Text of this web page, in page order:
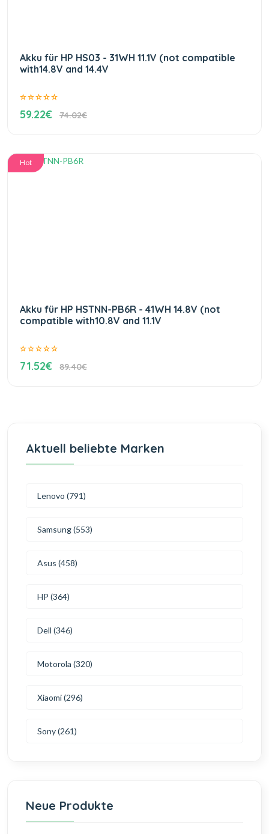
Akku für HP HS03 - 31WH 11.1V (not compatible
with14.8V and 14.4V
59.22€ 74.02€
Hot
Akku für HP HSTNN-PB6R - 41WH 14.8V (not
compatible with10.8V and 11.1V
71.52€ 89.40€
Aktuell beliebte Marken
Lenovo (791)
Samsung (553)
Asus (458)
HP (364)
Dell (346)
Motorola (320)
Xiaomi (296)
Sony (261)
Neue Produkte